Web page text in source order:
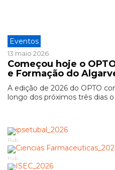
Eventos
13 maio 2026
Começou hoje o
e Formação do
A edição de 2026 do OPTO
longo dos próximos três dias
Pub
Pub